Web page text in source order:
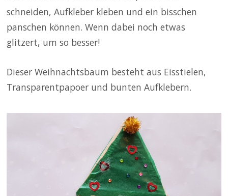
schneiden, Aufkleber kleben und ein bisschen
panschen können. Wenn dabei noch etwas
glitzert, um so besser!
Dieser Weihnachtsbaum besteht aus Eisstielen,
Transparentpapoer und bunten Aufklebern.